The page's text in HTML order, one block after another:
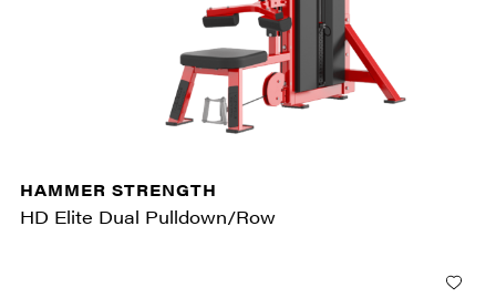
HAMMER STRENGTH
HD Elite Dual Pulldown/Row